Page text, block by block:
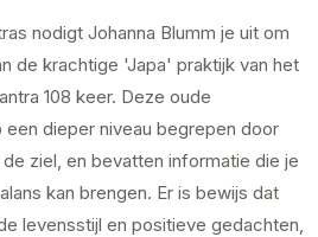
nodigt Johanna Blumm je uit om
de krachtige 'Japa' praktijk van het
108 keer. Deze oude
dieper niveau begrepen door
ziel, en bevatten informatie die je
kan brengen. Er is bewijs dat
levensstijl en positieve gedachten,